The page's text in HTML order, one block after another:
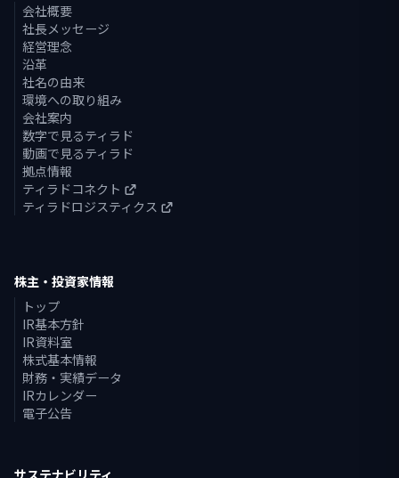
会社概要
社長メッセージ
経営理念
沿革
社名の由来
環境への取り組み
会社案内
数字で見るティラド
動画で見るティラド
拠点情報
ティラドコネクト
ティラドロジスティクス
株主・投資家情報
トップ
IR基本方針
IR資料室
株式基本情報
財務・実績データ
IRカレンダー
電子公告
サステナビリティ